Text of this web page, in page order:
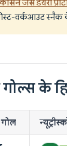
केसिन जैसे डेयरी
वर्कआउट स्नैक के
के